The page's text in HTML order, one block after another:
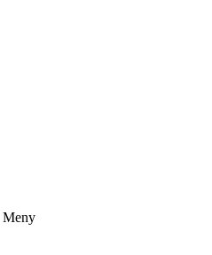
Meny